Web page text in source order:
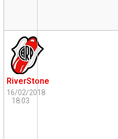
RiverStone
16/02/2018
18:03